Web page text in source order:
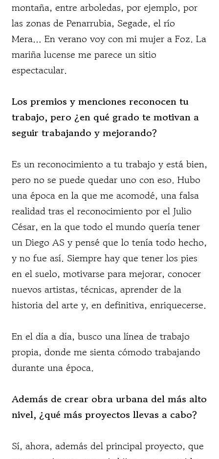
montaña, entre arboledas, por ejemplo, por
las zonas de Penarrubia, Segade, el río
Mera… En verano voy con mi mujer a Foz. La
mariña lucense me parece un sitio
espectacular.
Los premios y menciones reconocen tu
trabajo, pero ¿en qué grado te motivan a
seguir trabajando y mejorando?
Es un reconocimiento a tu trabajo y está bien,
pero no se puede quedar uno con eso. Hubo
una época en la que me acomodé, una falsa
realidad tras el reconocimiento por el Julio
César, en la que todo el mundo quería tener
un Diego AS y pensé que lo tenía todo hecho,
y no fue así. Siempre hay que tener los pies
en el suelo, motivarse para mejorar, conocer
nuevos artistas, técnicas, aprender de la
historia del arte y, en definitiva, enriquecerse.
En el día a día, busco una línea de trabajo
propia, donde me sienta cómodo trabajando
durante una época.
Además de crear obra urbana del más alto
nivel, ¿qué más proyectos llevas a cabo?
Sí, ahora, además del principal proyecto, que